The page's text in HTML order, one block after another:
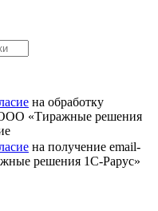
на обработку
«Тиражные решения
на получение email-
решения 1С-Рарус»